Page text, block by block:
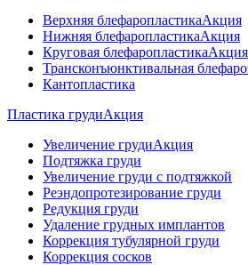
Верхняя блефаропластикаАкция
Нижняя блефаропластикаАкция
Круговая блефаропластикаАкция
Трансконъюнктивальная
Кантопластика
Пластика грудиАкция
Увеличение грудиАкция
Подтяжка груди
Увеличение груди с подтяжкой
Реэндопротезирование груди
Редукция груди
Удаление грудных имплантов
Коррекция тубулярной груди
Коррекция сосков